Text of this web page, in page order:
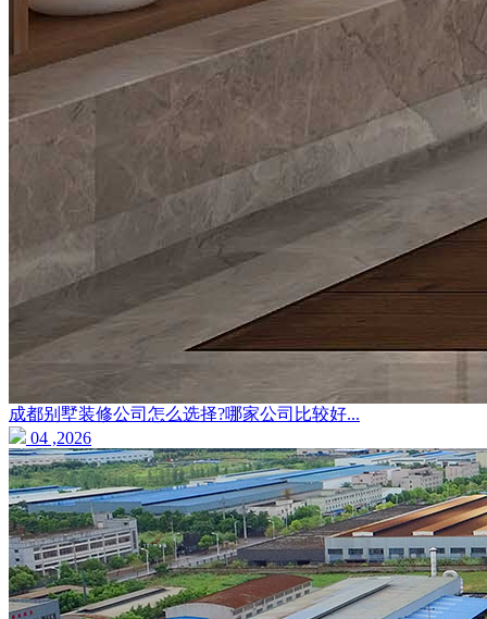
成都别墅装修公司怎么选择?哪家公司比较好...
04 ,2026